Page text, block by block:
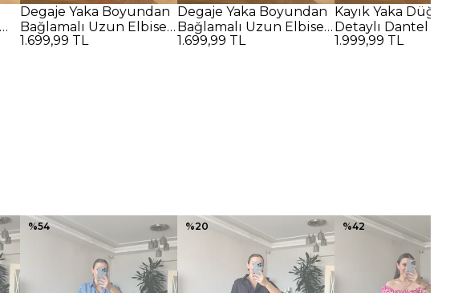
Degaje Yaka Boyundan
Bağlamalı Uzun Elbise -
Kırmızı
1.699,99 TL
Degaje Yaka Boyundan
Bağlamalı Uzun Elbise -
SİYAH
1.699,99 TL
Kayık Yaka
Detaylı Dantel
Elbise - SİYAH
1.999,99 TL
%54 %20 %42